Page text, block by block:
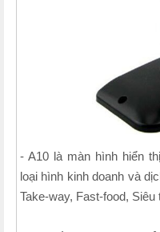
- A10 là màn hình hiển
loại hình kinh doanh và
Take-way, Fast-food, Siêu